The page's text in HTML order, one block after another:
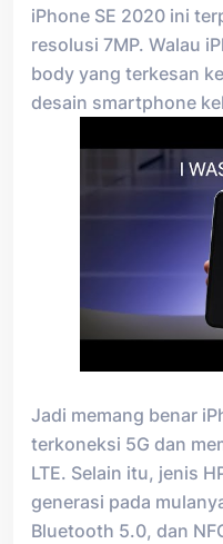
iPhone SE 2020 ini
resolusi 7MP. Walau
body yang terkesan
desain smartphone
Jadi memang benar
terkoneksi 5G dan
LTE. Selain itu, jenis
generasi pada
Bluetooth 5.0, dan